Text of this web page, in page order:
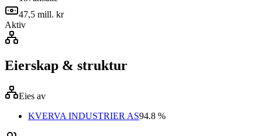
47,5 mill. kr
Aktiv
Eierskap & struktur
Eies av
KVERVA INDUSTRIER AS94.8 %